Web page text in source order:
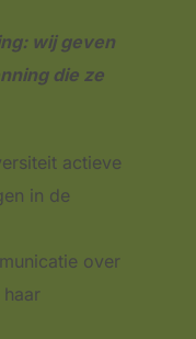
wij geven
die ze
actieve
in de
over